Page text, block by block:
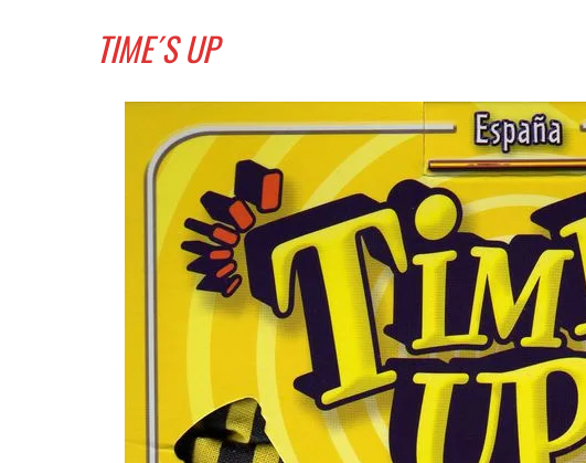
TIME´S UP